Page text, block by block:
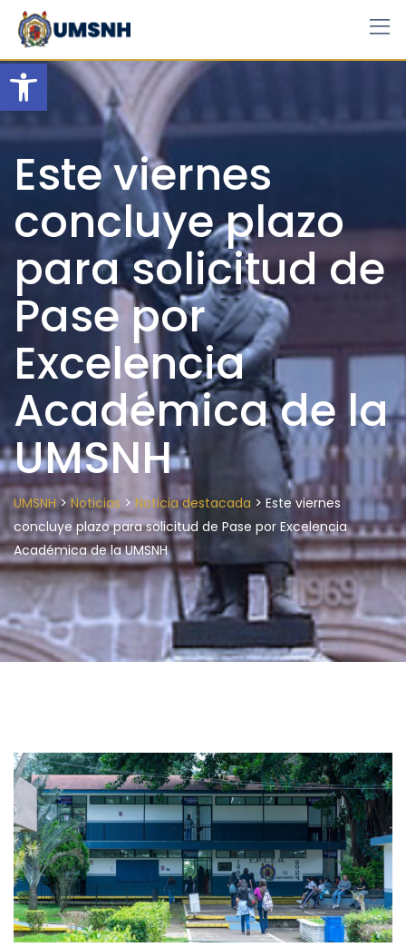
Open toolbar
Skip
content
Este viernes
concluye plazo
para solicitud de
Pase por
Excelencia
Académica de la
UMSNH
UMSNH> Noticias > Noticia destacada > Este viernes
concluye plazo para solicitud de Pase por Excelencia
Académica de la UMSNH